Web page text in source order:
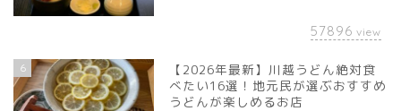
57896 view
6
【2026年最新】川越うどん絶対食
べたい16選！地元民が選ぶおすすめ
うどんが楽しめるお店